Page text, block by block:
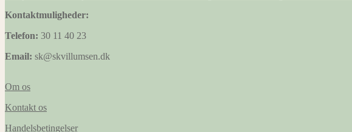
Kontaktmuligheder:
Telefon: 30 11 40 23
Email: sk@skvillumsen.dk
Om os
Kontakt os
Handelsbetingelser